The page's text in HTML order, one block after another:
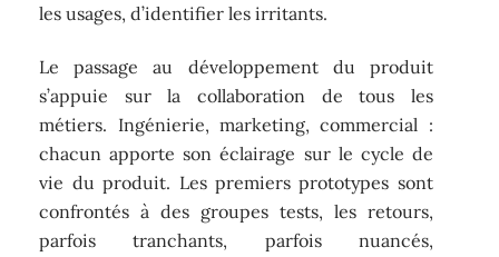
les usages, d’identifier les irritants.
Le passage au développement du produit
s’appuie sur la collaboration de tous les
métiers. Ingénierie, marketing, commercial :
chacun apporte son éclairage sur le cycle de
vie du produit. Les premiers prototypes sont
confrontés à des groupes tests, les retours,
parfois tranchants, parfois nuancés,